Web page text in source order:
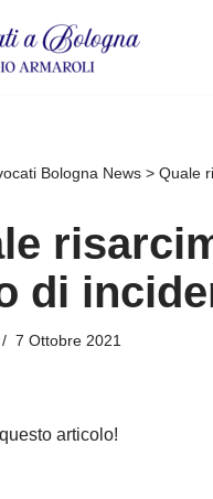
Bologna News > Quale
di
7 Ottobre 2021
articolo!